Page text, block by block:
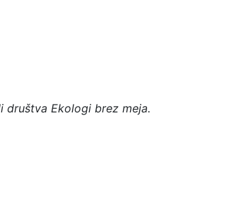
društva Ekologi brez meja.